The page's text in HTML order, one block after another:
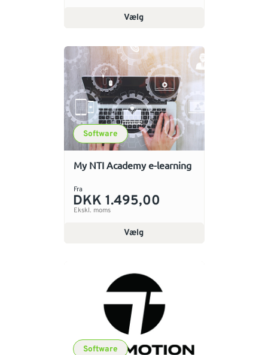
Vælg
Software
My NTI Academy e-learning
Fra
DKK 1.495,00
Ekskl. moms
Vælg
Software